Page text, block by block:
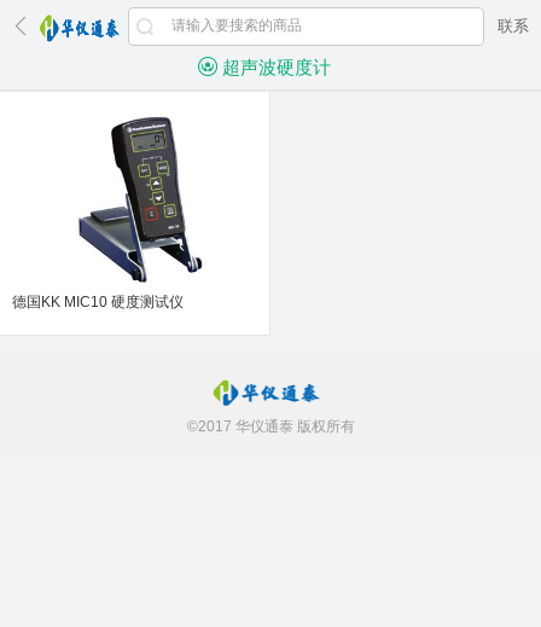
联系
超声波硬度计
德国KK MIC10 硬度测试仪
©2017 华仪通泰 版权所有